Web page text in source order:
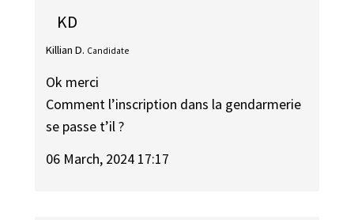
KD
Killian D. Candidate
Ok merci
Comment l’inscription dans la gendarmerie
se passe t’il ?
06 March, 2024 17:17